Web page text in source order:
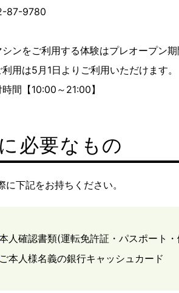
87-9780
ンをご利用する体験はプレオープン
用は5月1日よりご利用いただけます。
間【10:00～21:00】
必要なもの
に下記をお持ちください。
人確認書類(運転免許証・パスポート
ご本人様名義の銀行キャッシュカード